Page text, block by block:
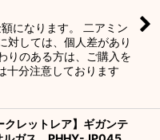
になります。 二アミン
対しては、個人差があり
りのある方は、ご購入を
十分注意しております
クレットレア】ギガンテ